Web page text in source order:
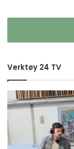
Verktøy 24 TV